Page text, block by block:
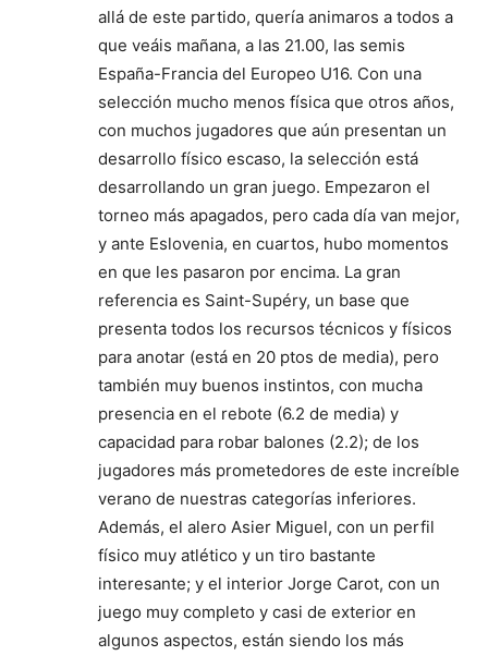
allá de este partido, quería animaros a todos a
que veáis mañana, a las 21.00, las semis
España-Francia del Europeo U16. Con una
selección mucho menos física que otros años,
con muchos jugadores que aún presentan un
desarrollo físico escaso, la selección está
desarrollando un gran juego. Empezaron el
torneo más apagados, pero cada día van mejor,
y ante Eslovenia, en cuartos, hubo momentos
en que les pasaron por encima. La gran
referencia es Saint-Supéry, un base que
presenta todos los recursos técnicos y físicos
para anotar (está en 20 ptos de media), pero
también muy buenos instintos, con mucha
presencia en el rebote (6.2 de media) y
capacidad para robar balones (2.2); de los
jugadores más prometedores de este increíble
verano de nuestras categorías inferiores.
Además, el alero Asier Miguel, con un perfil
físico muy atlético y un tiro bastante
interesante; y el interior Jorge Carot, con un
juego muy completo y casi de exterior en
algunos aspectos, están siendo los más